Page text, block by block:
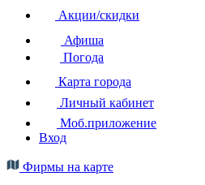
Акции/скидки
Афиша
Погода
Карта города
Личный кабинет
Моб.приложение
Вход
Фирмы на карте